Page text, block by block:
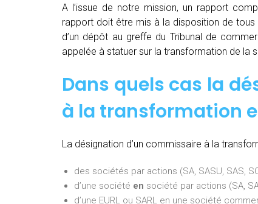
A l’issue de notre mission, un rapport
rapport doit être mis à la disposition de
d’un dépôt au greffe du Tribunal de
appelée à statuer sur la transformation de la
Dans quels cas la
à la transformation
La désignation d’un commissaire à la
des sociétés par actions (SA, SASU, SAS,
d’une société en société par actions (SA,
d’une EURL ou SARL en une société